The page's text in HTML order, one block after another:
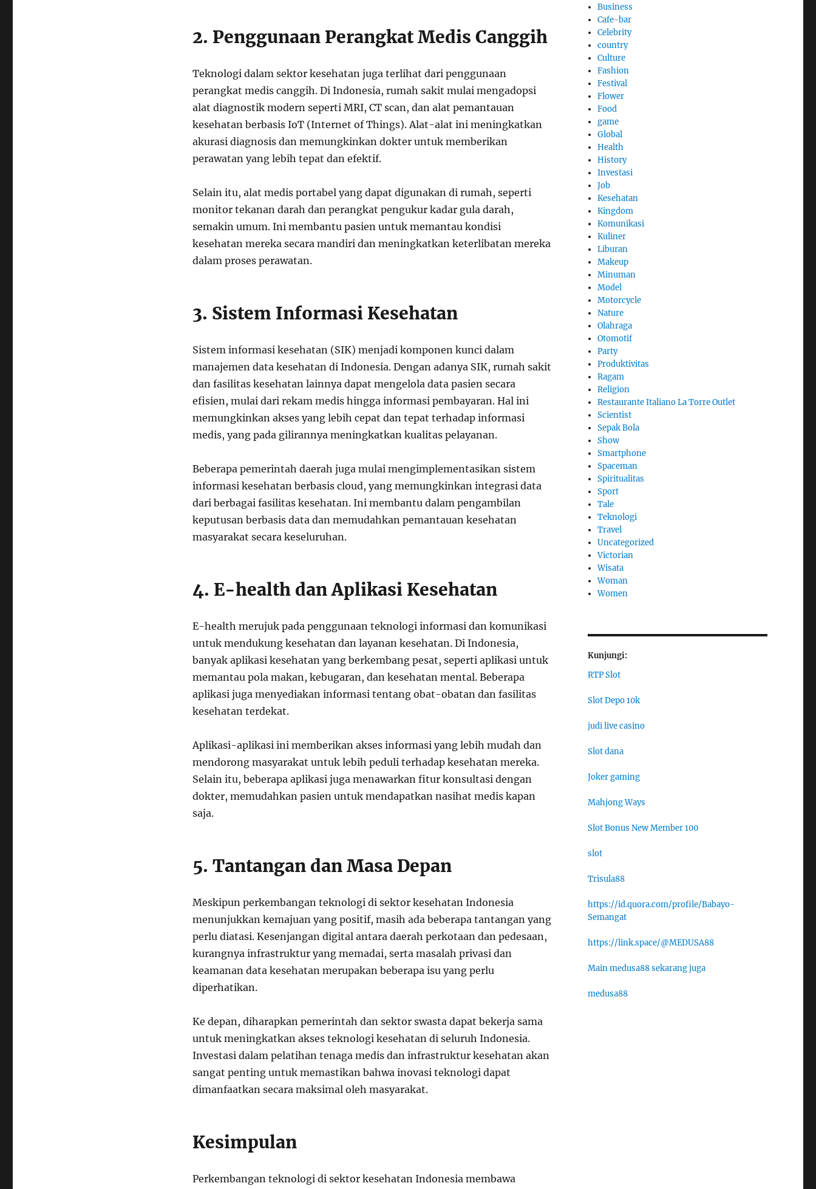
2. Penggunaan Perangkat Medis Canggih
Teknologi dalam sektor kesehatan juga terlihat dari penggunaan
perangkat medis canggih. Di Indonesia, rumah sakit mulai mengadopsi
alat diagnostik modern seperti MRI, CT scan, dan alat pemantauan
kesehatan berbasis IoT (Internet of Things). Alat-alat ini meningkatkan
akurasi diagnosis dan memungkinkan dokter untuk memberikan
perawatan yang lebih tepat dan efektif.
Selain itu, alat medis portabel yang dapat digunakan di rumah, seperti
monitor tekanan darah dan perangkat pengukur kadar gula darah,
semakin umum. Ini membantu pasien untuk memantau kondisi
kesehatan mereka secara mandiri dan meningkatkan keterlibatan mereka
dalam proses perawatan.
3. Sistem Informasi Kesehatan
Sistem informasi kesehatan (SIK) menjadi komponen kunci dalam
manajemen data kesehatan di Indonesia. Dengan adanya SIK, rumah sakit
dan fasilitas kesehatan lainnya dapat mengelola data pasien secara
efisien, mulai dari rekam medis hingga informasi pembayaran. Hal ini
memungkinkan akses yang lebih cepat dan tepat terhadap informasi
medis, yang pada gilirannya meningkatkan kualitas pelayanan.
Beberapa pemerintah daerah juga mulai mengimplementasikan sistem
informasi kesehatan berbasis cloud, yang memungkinkan integrasi data
dari berbagai fasilitas kesehatan. Ini membantu dalam pengambilan
keputusan berbasis data dan memudahkan pemantauan kesehatan
masyarakat secara keseluruhan.
4. E-health dan Aplikasi Kesehatan
E-health merujuk pada penggunaan teknologi informasi dan komunikasi
untuk mendukung kesehatan dan layanan kesehatan. Di Indonesia,
banyak aplikasi kesehatan yang berkembang pesat, seperti aplikasi untuk
memantau pola makan, kebugaran, dan kesehatan mental. Beberapa
aplikasi juga menyediakan informasi tentang obat-obatan dan fasilitas
kesehatan terdekat.
Aplikasi-aplikasi ini memberikan akses informasi yang lebih mudah dan
mendorong masyarakat untuk lebih peduli terhadap kesehatan mereka.
Selain itu, beberapa aplikasi juga menawarkan fitur konsultasi dengan
dokter, memudahkan pasien untuk mendapatkan nasihat medis kapan
saja.
5. Tantangan dan Masa Depan
Meskipun perkembangan teknologi di sektor kesehatan Indonesia
menunjukkan kemajuan yang positif, masih ada beberapa tantangan yang
perlu diatasi. Kesenjangan digital antara daerah perkotaan dan pedesaan,
kurangnya infrastruktur yang memadai, serta masalah privasi dan
keamanan data kesehatan merupakan beberapa isu yang perlu
diperhatikan.
Ke depan, diharapkan pemerintah dan sektor swasta dapat bekerja sama
untuk meningkatkan akses teknologi kesehatan di seluruh Indonesia.
Investasi dalam pelatihan tenaga medis dan infrastruktur kesehatan akan
sangat penting untuk memastikan bahwa inovasi teknologi dapat
dimanfaatkan secara maksimal oleh masyarakat.
Kesimpulan
Perkembangan teknologi di sektor kesehatan Indonesia membawa
Business
Cafe-bar
Celebrity
country
Culture
Fashion
Festival
Flower
Food
game
Global
Health
History
Investasi
Job
Kesehatan
Kingdom
Komunikasi
Kuliner
Liburan
Makeup
Minuman
Model
Motorcycle
Nature
Olahraga
Otomotif
Party
Produktivitas
Ragam
Religion
Restaurante Italiano La Torre Outlet
Scientist
Sepak Bola
Show
Smartphone
Spaceman
Spiritualitas
Sport
Tale
Teknologi
Travel
Uncategorized
Victorian
Wisata
Woman
Women
Kunjungi:
RTP Slot
Slot Depo 10k
judi live casino
Slot dana
Joker gaming
Mahjong Ways
Slot Bonus New Member 100
slot
Trisula88
https://id.quora.com/profile/Babayo-
Semangat
https://link.space/@MEDUSA88
Main medusa88 sekarang juga
medusa88